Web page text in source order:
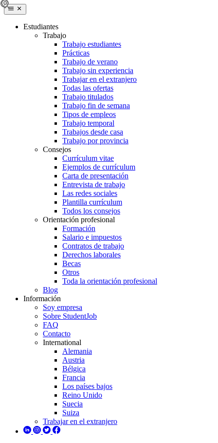
Estudiantes
Trabajo
Trabajo estudiantes
Prácticas
Trabajo de verano
Trabajo sin experiencia
Trabajar en el extranjero
Todas las ofertas
Trabajo titulados
Trabajo fin de semana
Tipos de empleos
Trabajo temporal
Trabajos desde casa
Trabajo por provincia
Consejos
Currículum vitae
Ejemplos de currículum
Carta de presentación
Entrevista de trabajo
Las redes sociales
Plantilla currículum
Todos los consejos
Orientación profesional
Formación
Salario e impuestos
Contratos de trabajo
Derechos laborales
Becas
Otros
Toda la orientación profesional
Blog
Información
Soy empresa
Sobre StudentJob
FAQ
Contacto
International
Alemania
Austria
Bélgica
Francia
Los países bajos
Reino Unido
Suecia
Suiza
Trabajar en el extranjero